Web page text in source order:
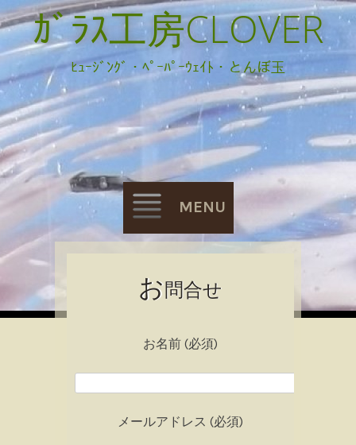
ｶﾞﾗｽ工房CLOVER
ﾋｭｰｼﾞﾝｸﾞ・ﾍﾟｰﾊﾟｰｳｪｲﾄ・とんぼ玉
MENU
to
お問合せ
お名前 (必須)
メールアドレス (必須)